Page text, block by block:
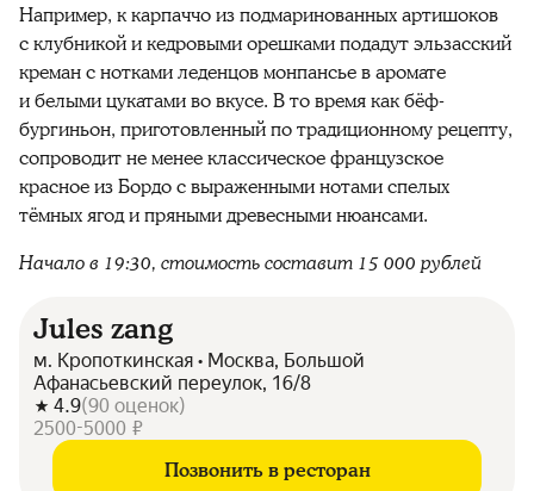
Например, к карпаччо из подмаринованных артишоков
с клубникой и кедровыми орешками подадут эльзасский
креман с нотками леденцов монпансье в аромате
и белыми цукатами во вкусе. В то время как бёф-
бургиньон, приготовленный по традиционному рецепту,
сопроводит не менее классическое французское
красное из Бордо с выраженными нотами спелых
тёмных ягод и пряными древесными нюансами.
Начало в 19:30, стоимость составит 15 000 рублей
Jules zang
м. Кропоткинская • Москва, Большой
Афанасьевский переулок, 16/8
4.9(90 оценок)
2500-5000 ₽
Позвонить в ресторан